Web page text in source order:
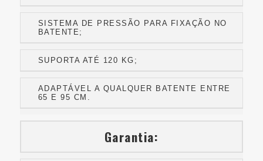
SISTEMA DE PRESSÃO PARA FIXAÇÃO NO
BATENTE;
SUPORTA ATÉ 120 KG;
ADAPTÁVEL A QUALQUER BATENTE ENTRE
65 E 95 CM.
Garantia: